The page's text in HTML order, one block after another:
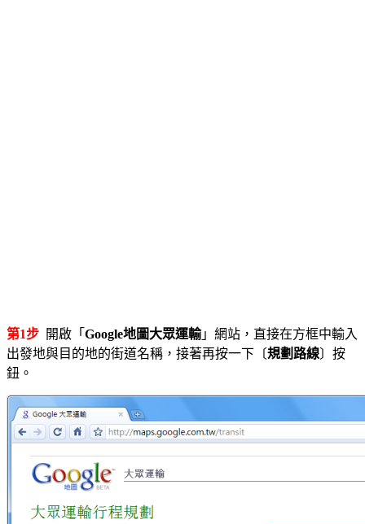
第1步 開啟「 Google地圖大眾運輸」網站，直接在方框中輸入
出發地與目的地的街道名稱，接著再按一下〔規劃路線〕按
鈕。